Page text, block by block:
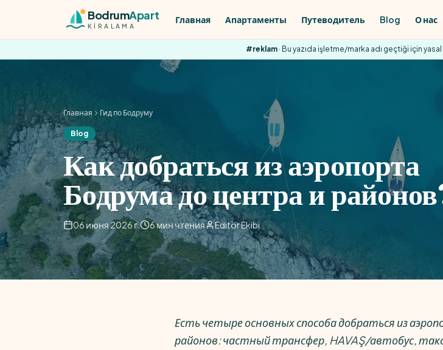
BodrumApart
KİRALAMA
Главная Апартаменты Путеводитель Blog О нас
#reklam · Bu yazıda işletme/marka adı geçtiği için
Главная Гид по Бодруму
Blog
Как добраться из аэропорта
Бодрума до центра и
06 июня 2026 г. 6 мин чтения Editör Ekibi
Есть четыре основных способа добраться из
районов: частный трансфер, HAVAŞ/автобус,